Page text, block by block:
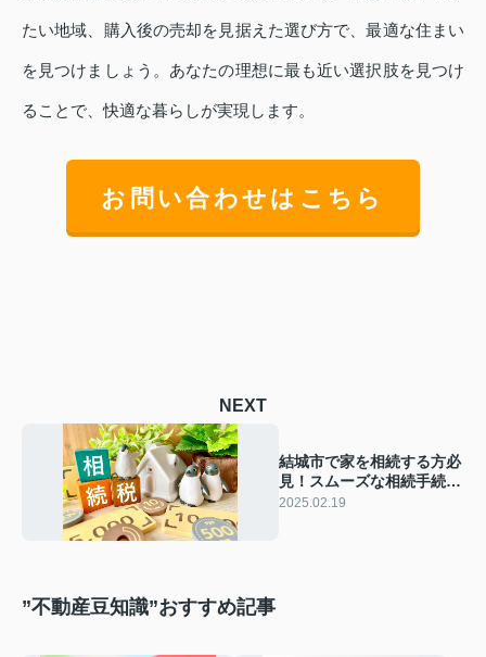
たい地域、購入後の売却を見据えた選び方で、最適な住まい
を見つけましょう。あなたの理想に最も近い選択肢を見つけ
ることで、快適な暮らしが実現します。
お問い合わせはこちら
NEXT
結城市で家を相続する方必
見！スムーズな相続手続き
と節税のポイント！
2025.02.19
”不動産豆知識”おすすめ記事